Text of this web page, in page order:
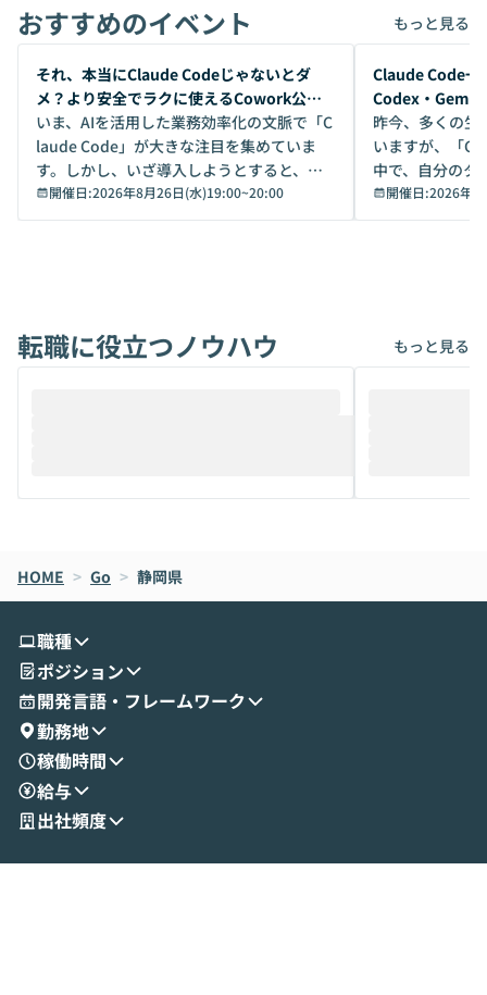
おすすめのイベント もっと見る
開催前
それ、本当にClaude Codeじゃないとダ
メ？より安全でラクに使えるCowork公開
デモ
いま、AIを活用した業務効率化の文脈で「C
laude Code」が大きな注目を集めていま
す。しかし、いざ導入しようとすると、セ
キュリティ面の懸念や権限管理のハードル
から、気軽に使えないケースも多いのでは
けでなく、想像以上の範囲まで自動化でき
ることは、まだあまり知られていません。
メルカリでの判断基準をもとに「なぜClau
oworkの基本的な機能をご紹介いただきま
す。 続く公開デモでは、実際にCoworkを
せいただきます。数分でワークフローが完
成する手軽さや、Gmail等の外部サービス
とセキュアに連携できるポイントなど、実
演を通じて具体的なイメージをお届けしま
す。 後半のディスカッションでは、セキュ
リティの考え方や社内導入の進め方など、
現場目線でさらに深掘りしていきます。
「自分の業務をAIで自動化してみたいけ
いう方にこそ参加いただきたいイベントで
開催日:2026年8月26日(水)19:00~20:00
開催前
Claude Code一
Codex・
昨今、多くの生
いますが、「
中で、自分のタ
いいのか」を自
か？ 「なんとなく誰かが良いと言っていた
は、評判では
ているAIを選ぶこ
それぞれの本当
ント構築の最前
開催日:2026年8
転職に役立つノウハウ もっと見る
HOME > Go > 静岡県
職種
ポジション
開発言語・フレームワーク
勤務地
稼働時間
給与
出社頻度